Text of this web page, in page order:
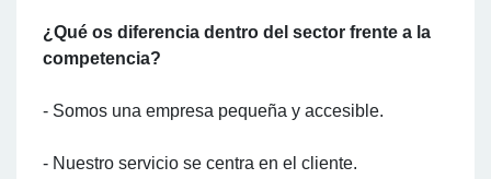
¿Qué os diferencia dentro del sector frente a la
competencia?
- Somos una empresa pequeña y accesible.
- Nuestro servicio se centra en el cliente.